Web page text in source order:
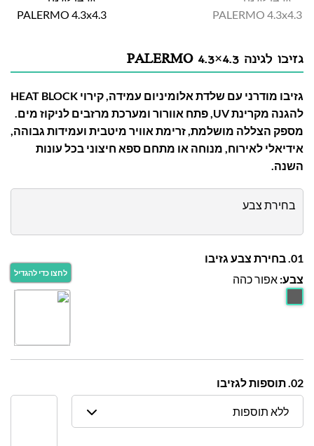
גזיבו לגינה PALERMO 4.3×4.3
גזיבו מודרני עם שלדת אלומיניום עמידה, קירוי HEAT BLOCK
להגנה מקרינת UV, פתח אוורור ומערכת מרזבים לניקוז מים.
מספק הצללה מושלמת, זרימת אוויר מיטבית ועמידות גבוהה,
אידיאלי לאירוח, מנוחה או מתחם ספא חיצוני בכל עונות
השנה.
בחירת צבע
01. בחירת צבע גזיבו
צבע: אפור כהה
02. תוספות לגזיבו
ללא תוספות